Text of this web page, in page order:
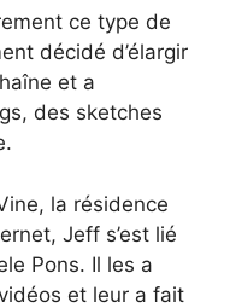
ce type de
décidé d’élargir
et a
des sketches
la résidence
Jeff s’est lié
Pons. Il les a
et leur a fait